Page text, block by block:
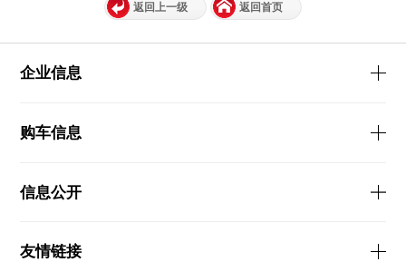
返回上一级 返回首页
企业信息
购车信息
信息公开
友情链接